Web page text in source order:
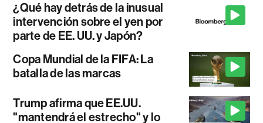
¿Qué hay detrás de la inusual
intervención sobre el yen por
parte de EE. UU. y Japón?
Copa Mundial de la FIFA: La
batalla de las marcas
Trump afirma que EE.UU.
"mantendrá el estrecho" y lo